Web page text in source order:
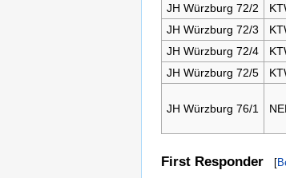
JH Würzburg 72/2
JH Würzburg 72/3
JH Würzburg 72/4
JH Würzburg 72/5
JH Würzburg 76/1
First Responder [